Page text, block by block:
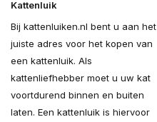
Kattenluik
Bij kattenluiken.nl bent u aan het
juiste adres voor het kopen van
een kattenluik. Als
kattenliefhebber moet u uw kat
voortdurend binnen en buiten
laten. Een kattenluik is hiervoor